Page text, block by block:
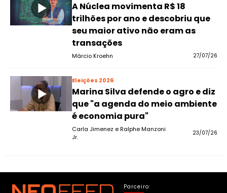
A Núclea movimenta R$ 18
trilhões por ano e descobriu que
seu maior ativo não eram as
transações
Márcio Kroehn 27/07/26
Eleições 2026
Marina Silva defende o agro e diz
que "a agenda do meio ambiente
é economia pura"
Carla Jimenez e Ralphe Manzoni
Jr.
23/07/26
Parceiro: